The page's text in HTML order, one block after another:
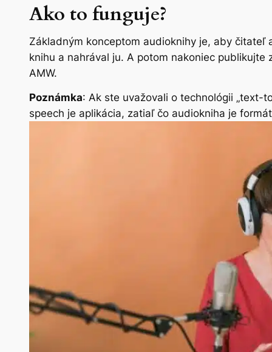
Ako to funguje?
Základným konceptom audioknihy je, aby
knihu a nahrával ju. A potom nakoniec
AMW.
Poznámka: Ak ste uvažovali o technológii „text-
speech je aplikácia, zatiaľ čo audiokniha je